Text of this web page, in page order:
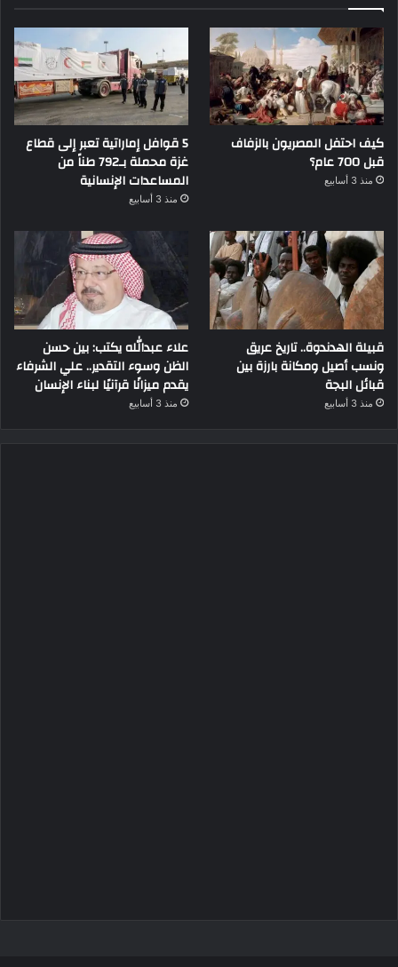
كيف احتفل المصريون بالزفاف
قبل 700 عام؟
منذ 3 أسابيع
5 قوافل إماراتية تعبر إلى قطاع
غزة محملة بـ792 طناً من
المساعدات الإنسانية
منذ 3 أسابيع
قبيلة الهدندوة.. تاريخ عريق
ونسب أصيل ومكانة بارزة بين
قبائل البجة
منذ 3 أسابيع
علاء عبدالله يكتب: بين حسن
الظن وسوء التقدير.. علي الشرفاء
يقدم ميزانًا قرآنيًا لبناء الإنسان
منذ 3 أسابيع